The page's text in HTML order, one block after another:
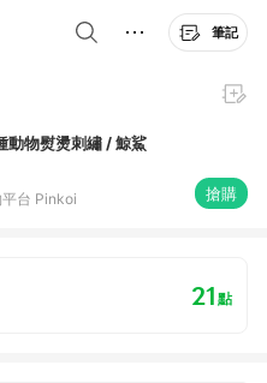
筆記
物熨燙刺繡 / 鯨鯊
台 Pinkoi 搶購
21點